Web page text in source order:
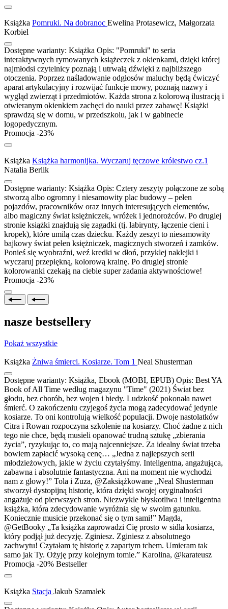
Książka Pomruki. Na dobranoc Ewelina Protasewicz, Małgorzata
Korbiel
Dostępne warianty: Książka Opis: "Pomruki" to seria
interaktywnych rymowanych książeczek z okienkami, dzięki której
najmłodsi czytelnicy poznają i utrwalą dźwięki z najbliższego
otoczenia. Poprzez naśladowanie odgłosów maluchy będą ćwiczyć
aparat artykulacyjny i rozwijać funkcje mowy, poznają nazwy i
wygląd zwierząt i przedmiotów. Każda strona z kolorową ilustracją i
otwieranym okienkiem zachęci do nauki przez zabawę! Książki
sprawdzą się w domu, w przedszkolu, jak i w gabinecie
logopedycznym.
Promocja -23%
Książka Książka harmonijka. Wyczaruj tęczowe królestwo cz.1
Natalia Berlik
Dostępne warianty: Książka Opis: Cztery zeszyty połączone ze sobą
stworzą albo ogromny i niesamowity plac budowy – pełen
pojazdów, pracowników oraz innych interesujących elementów,
albo magiczny świat księżniczek, wróżek i jednorożców. Po drugiej
stronie książki znajdują się zagadki (tj. labirynty, łączenie cieni i
kropek), które umilą czas dziecku. Każdy zeszyt to niesamowity
bajkowy świat pełen księżniczek, magicznych stworzeń i zamków.
Ponieś się wyobraźni, weź kredki w dłoń, przyklej naklejki i
wyczaruj przepiękną, kolorową krainę. Po drugiej stronie
kolorowanki czekają na ciebie super zadania aktywnościowe!
Promocja -23%
nasze bestsellery
Pokaż wszystkie
Książka Żniwa śmierci. Kosiarze. Tom 1 Neal Shusterman
Dostępne warianty: Książka, Ebook (MOBI, EPUB) Opis: Best YA
Book of All Time według magazynu "Time" (2021) Świat bez
głodu, bez chorób, bez wojen i biedy. Ludzkość pokonała nawet
śmierć. O zakończeniu czyjegoś życia mogą zadecydować jedynie
kosiarze. To oni kontrolują wielkość populacji. Dwoje nastolatków
Citra i Rowan rozpoczyna szkolenie na kosiarzy. Choć żadne z nich
tego nie chce, będą musieli opanować trudną sztukę „zbierania
życia”, ryzykując to, co mają najcenniejsze. Za idealny świat trzeba
bowiem zapłacić wysoką cenę… „Jedna z najlepszych serii
młodzieżowych, jakie w życiu czytałyśmy. Inteligentna, angażująca,
zabawna i absolutnie fantastyczna. Ani na moment nie wychodzi
nam z głowy!” Tola i Zuza, @Zaksiążkowane „Neal Shusterman
stworzył dystopijną historię, która dzięki swojej oryginalności
angażuje od pierwszych stron. Niezwykle błyskotliwa i inteligentna
książka, która zdecydowanie wyróżnia się w swoim gatunku.
Koniecznie musicie przekonać się o tym sami!” Magda,
@GetBooky „Ta książka zaprowadzi Cię prosto w sidła kosiarza,
który podjął już decyzję. Zginiesz. Zginiesz z absolutnego
zachwytu! Czytałam tę historię z zapartym tchem. Umieram tak
samo jak Ty. Ożyję przy kolejnym tomie.” Karolina, @karateusz
Promocja -20% Bestseller
Książka Stacja Jakub Szamałek